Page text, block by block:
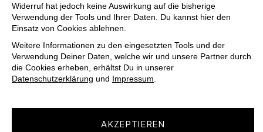
Widerruf hat jedoch keine Auswirkung auf die bisherige
Verwendung der Tools und Ihrer Daten. Du kannst hier den
Einsatz von Cookies ablehnen.
Weitere Informationen zu den eingesetzten Tools und der
Verwendung Deiner Daten, welche wir und unsere Partner durch
die Cookies erheben, erhältst Du in unserer
Datenschutzerklärung und Impressum.
AKZEPTIEREN